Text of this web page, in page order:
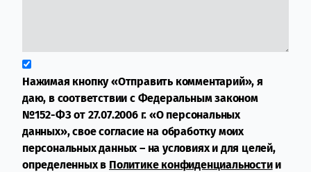
Нажимая кнопку «Отправить комментарий», я
даю, в соответствии с Федеральным законом
№152-ФЗ от 27.07.2006 г. «О персональных
данных», свое согласие на обработку моих
персональных данных – на условиях и для целей,
определенных в Политике конфиденциальностии